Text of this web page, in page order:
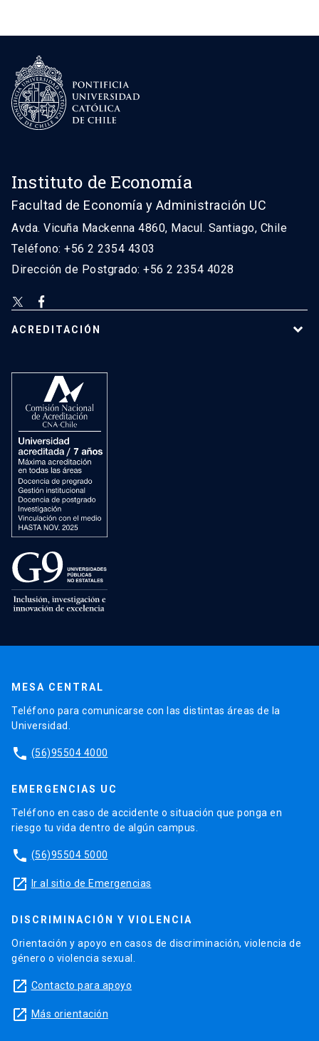
Instituto de Economía
Facultad de Economía y Administración UC
Avda. Vicuña Mackenna 4860, Macul. Santiago, Chile
Teléfono: +56 2 2354 4303
Dirección de Postgrado: +56 2 2354 4028
ACREDITACIÓN
MESA CENTRAL
Teléfono para comunicarse con las distintas áreas de la
Universidad.
phone (56)95504 4000
EMERGENCIAS UC
Teléfono en caso de accidente o situación que ponga en
riesgo tu vida dentro de algún campus.
phone (56)95504 5000
launch Ir al sitio de Emergencias
DISCRIMINACIÓN Y VIOLENCIA
Orientación y apoyo en casos de discriminación, violencia de
género o violencia sexual.
launch Contacto para apoyo
launch Más orientación